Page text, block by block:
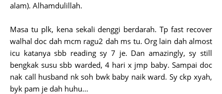
alam). Alhamdulillah.
Masa tu plk, kena sekali denggi berdarah. Tp fast recover
walhal doc dah mcm ragu2 dah ms tu. Org lain dah almost
icu katanya sbb reading sy 7 je. Dan amazingly, sy still
bengkak susu sbb warded, 4 hari x jmp baby. Sampai doc
nak call husband nk soh bwk baby naik ward. Sy ckp xyah,
byk pam je dah huhu...